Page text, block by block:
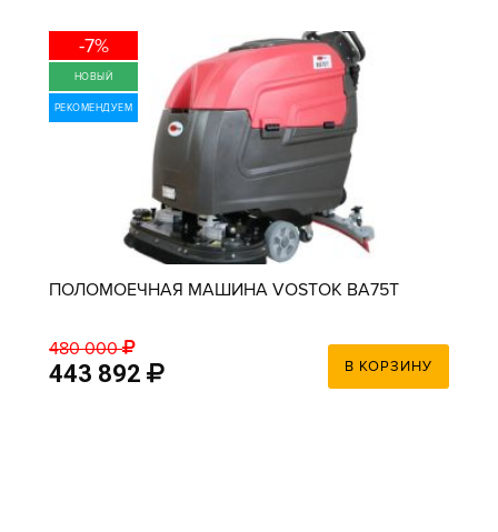
-7%
НОВЫЙ
РЕКОМЕНДУЕМ
ПОЛОМОЕЧНАЯ МАШИНА VOSTOK BA75T
480 000
443 892 В КОРЗИНУ